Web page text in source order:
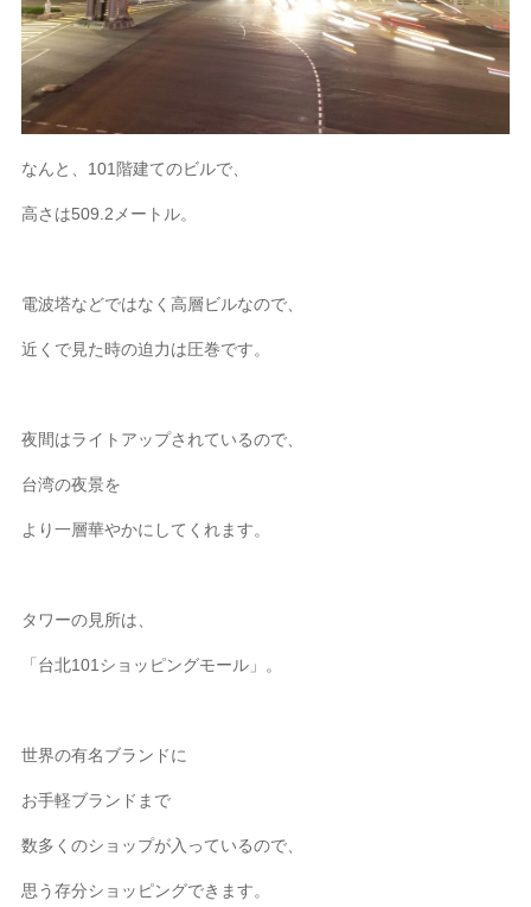
なんと、101階建てのビルで、
高さは509.2メートル。
電波塔などではなく高層ビルなので、
近くで見た時の迫力は圧巻です。
夜間はライトアップされているので、
台湾の夜景を
より一層華やかにしてくれます。
タワーの見所は、
「台北101ショッピングモール」。
世界の有名ブランドに
お手軽ブランドまで
数多くのショップが入っているので、
思う存分ショッピングできます。